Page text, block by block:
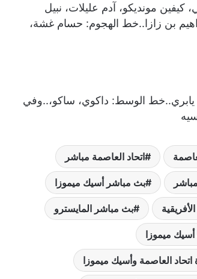
مونديكو، آدم عليلات، نبيل
بن زازا..خط الهجوم: حسام غشة،
يابري..خط الوسط: داكوي، ساكو،..وفي
اتحاد العاصمة مباشر
بث مباشر أسيك ميموزا
بث مباشر المايسترو
ميموزا
العاصمة وأسيك ميموزا